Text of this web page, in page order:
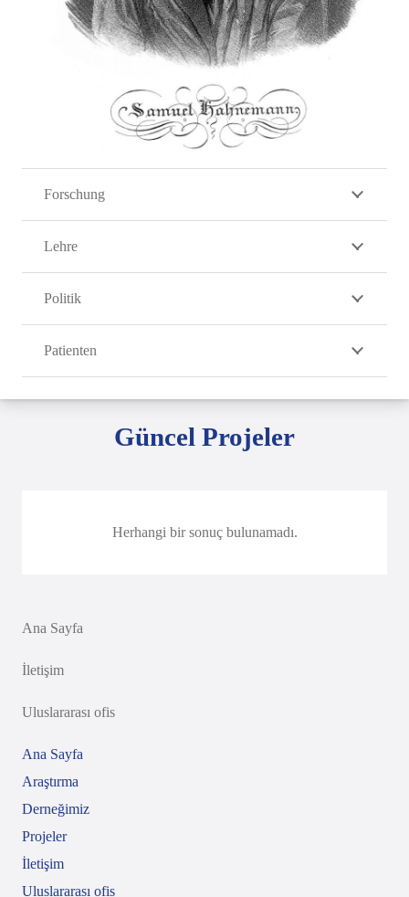
Forschung
Lehre
Politik
Patienten
Güncel Projeler
Herhangi bir sonuç bulunamadı.
Ana Sayfa
İletişim
Uluslararası ofis
Ana Sayfa
Araştırma
Derneğimiz
Projeler
İletişim
Uluslararası ofis